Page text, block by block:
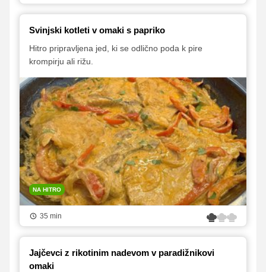
Svinjski kotleti v omaki s papriko
Hitro pripravljena jed, ki se odlično poda k pire
krompirju ali rižu.
NA HITRO
35 min
Jajčevci z rikotinim nadevom v paradižnikovi
omaki